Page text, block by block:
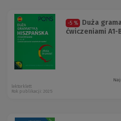
-5 %
Duża
ćwiczeniami A1-
lektorklett
Rok publikacji: 2025